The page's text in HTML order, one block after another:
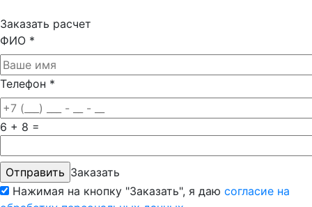
Заказать расчет
ФИО *
Телефон *
6 + 8 =
Заказать
Нажимая на кнопку "Заказать", я даю согласие на